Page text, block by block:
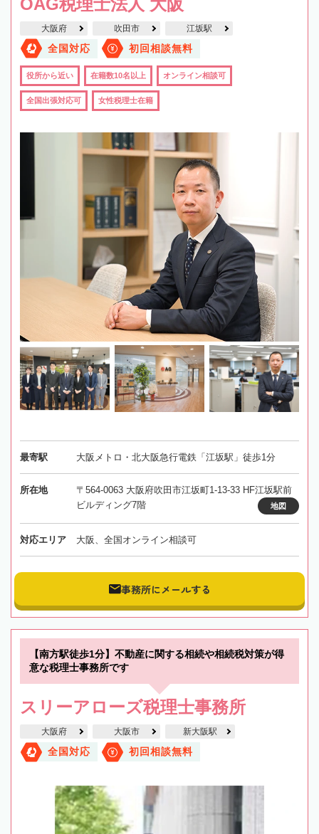
大阪府 吹田市 江坂駅
全国対応 初回相談無料
役所から近い 在籍数10名以上 オンライン相談可
全国出張対応可 女性税理士在籍
最寄駅 大阪メトロ・北大阪急行電鉄「江坂駅」徒歩1分
所在地
〒564-0063 大阪府吹田市江坂町1-13-33 HF江坂駅前
ビルディング7階
地図
対応エリア 大阪、全国オンライン相談可
事務所にメールする
【南方駅徒歩1分】不動産に関する相続や相続税対策が得
意な税理士事務所です
スリーアローズ税理士事務所
大阪府 大阪市 新大阪駅
全国対応 初回相談無料